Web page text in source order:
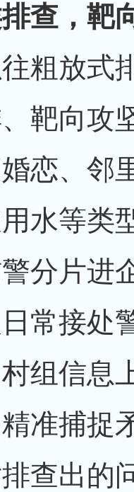
查，靶
粗放式
靶向攻
恋、邻
水等类
分片进
常接处
组信息
准捕捉
查出的